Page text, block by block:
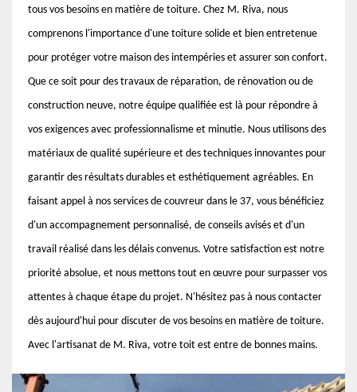
tous vos besoins en matière de toiture. Chez M. Riva, nous
comprenons l'importance d'une toiture solide et bien entretenue
pour protéger votre maison des intempéries et assurer son confort.
Que ce soit pour des travaux de réparation, de rénovation ou de
construction neuve, notre équipe qualifiée est là pour répondre à
vos exigences avec professionnalisme et minutie. Nous utilisons des
matériaux de qualité supérieure et des techniques innovantes pour
garantir des résultats durables et esthétiquement agréables. En
faisant appel à nos services de couvreur dans le 37, vous bénéficiez
d'un accompagnement personnalisé, de conseils avisés et d'un
travail réalisé dans les délais convenus. Votre satisfaction est notre
priorité absolue, et nous mettons tout en œuvre pour surpasser vos
attentes à chaque étape du projet. N'hésitez pas à nous contacter
dès aujourd'hui pour discuter de vos besoins en matière de toiture.
Avec l'artisanat de M. Riva, votre toit est entre de bonnes mains.